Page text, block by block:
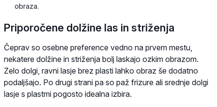
obraza.
Priporočene dolžine las in striženja
Čeprav so osebne preference vedno na prvem mestu,
nekatere dolžine in striženja bolj laskajo ozkim obrazom.
Zelo dolgi, ravni lasje brez plasti lahko obraz še dodatno
podaljšajo. Po drugi strani pa so paž frizure ali srednje dolgi
lasje s plastmi pogosto idealna izbira.